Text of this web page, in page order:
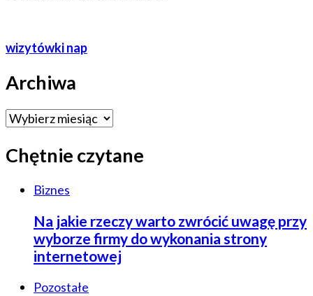
wizytówki nap
Archiwa
Archiwa
Chętnie czytane
Biznes
Na jakie rzeczy warto zwrócić uwagę przy
wyborze firmy do wykonania strony
internetowej
Pozostałe